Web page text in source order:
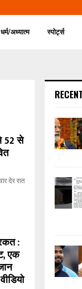
धर्म/अध्यात्म स्पोर्ट्स
52 से
देर रात
:
एक